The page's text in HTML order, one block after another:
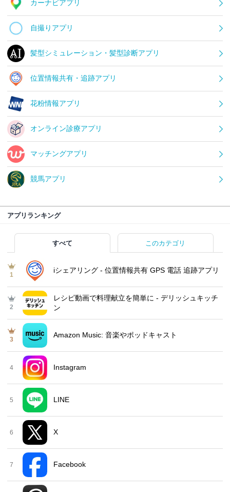
カーナビアプリ
自撮りアプリ
髪型シミュレーション・髪型診断アプリ
位置情報共有・追跡アプリ
花粉情報アプリ
オンライン診療アプリ
マッチングアプリ
競馬アプリ
アプリランキング
すべて このカテゴリ
1
iシェアリング - 位置情報共有 GPS 電話 追跡アプリ
2
レシピ動画で料理献立を簡単‪に - デリッシュキッチ
ン
3
Amazon Music: 音楽やポッドキャスト
4 Instagram
5 LINE
6 X
7 Facebook